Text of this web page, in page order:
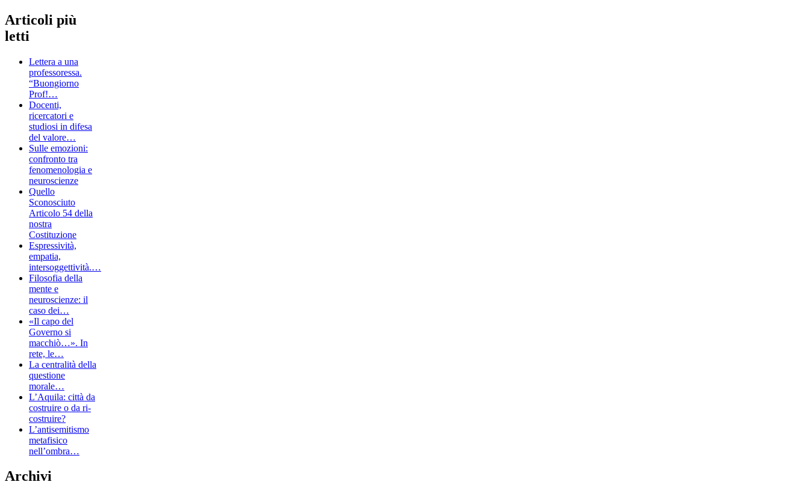
Articoli più
letti
Lettera a una
professoressa.
“Buongiorno
Prof!…
Docenti,
ricercatori e
studiosi in difesa
del valore…
Sulle emozioni:
confronto tra
fenomenologia e
neuroscienze
Quello
Sconosciuto
Articolo 54 della
nostra
Costituzione
Espressività,
empatia,
intersoggettività.…
Filosofia della
mente e
neuroscienze: il
caso dei…
«Il capo del
Governo si
macchiò…». In
rete, le…
La centralità della
questione
morale…
L’Aquila: città da
costruire o da ri-
costruire?
L’antisemitismo
metafisico
nell’ombra…
Archivi